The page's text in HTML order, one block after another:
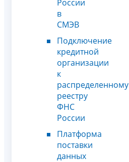
России
в
СМЭВ
Подключение
кредитной
организации
к
распределенному
реестру
ФНС
России
Платформа
поставки
данных